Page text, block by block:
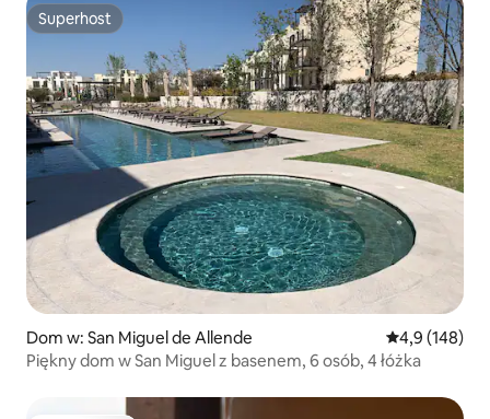
Superhost
Superhost
Dom w: San Miguel de Allende Średnia
4,9 (148)
Piękny dom w San Miguel z basenem, 6 osób, 4 łóżka